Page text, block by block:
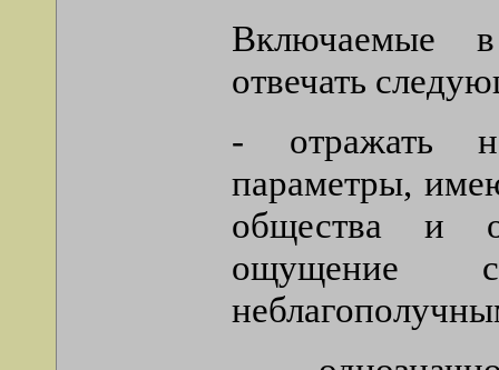
Включаемые
отвечать
- отражать
параметры,
общества и
ощущение